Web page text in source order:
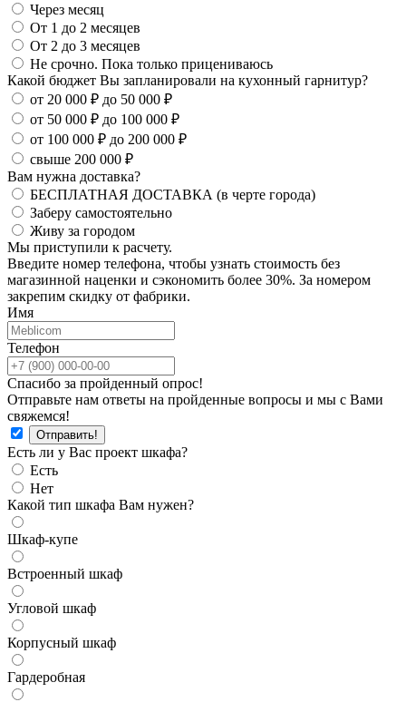
Через месяц
От 1 до 2 месяцев
От 2 до 3 месяцев
Не срочно. Пока только прицениваюсь
Какой бюджет Вы запланировали на кухонный гарнитур?
от 20 000 ₽ до 50 000 ₽
от 50 000 ₽ до 100 000 ₽
от 100 000 ₽ до 200 000 ₽
свыше 200 000 ₽
Вам нужна доставка?
БЕСПЛАТНАЯ ДОСТАВКА (в черте города)
Заберу самостоятельно
Живу за городом
Мы приступили к расчету.
Введите номер телефона, чтобы узнать стоимость без
магазинной наценки и сэкономить более 30%. За номером
закрепим скидку от фабрики.
Имя
Телефон
Спасибо за пройденный опрос!
Отправьте нам ответы на пройденные вопросы и мы с Вами
свяжемся!
Есть ли у Вас проект шкафа?
Есть
Нет
Какой тип шкафа Вам нужен?
Шкаф-купе
Встроенный шкаф
Угловой шкаф
Корпусный шкаф
Гардеробная